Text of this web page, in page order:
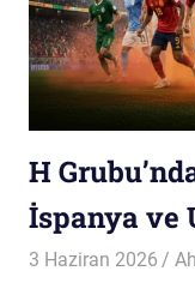
H
İspanya ve
3 Haziran 2026